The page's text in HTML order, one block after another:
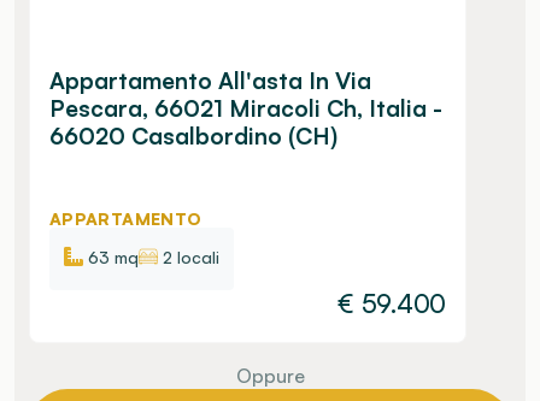
Appartamento All'asta In Via
Pescara, 66021 Miracoli Ch, Italia -
66020 Casalbordino (CH)
APPARTAMENTO
63 mq
2 locali
€ 59.400
Oppure